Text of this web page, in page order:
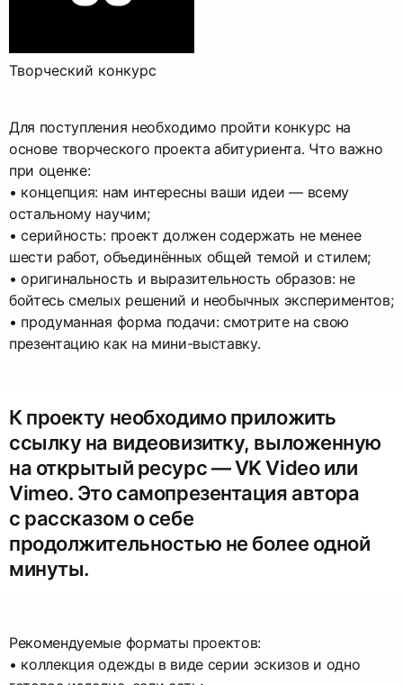
Творческий конкурс
Для поступления необходимо пройти конкурс на
основе творческого проекта абитуриента. Что важно
при оценке:
• концепция: нам интересны ваши идеи — всему
остальному научим;
• серийность: проект должен содержать не менее
шести работ, объединённых общей темой и стилем;
• оригинальность и выразительность образов: не
бойтесь смелых решений и необычных экспериментов;
• продуманная форма подачи: смотрите на свою
презентацию как на мини-выставку.
К проекту необходимо приложить
ссылку на видеовизитку, выложенную
на открытый ресурс — VK Video или
Vimeo. Это самопрезентация автора
с рассказом о себе
продолжительностью не более одной
минуты.
Рекомендуемые форматы проектов:
• коллекция одежды в виде серии эскизов и одно